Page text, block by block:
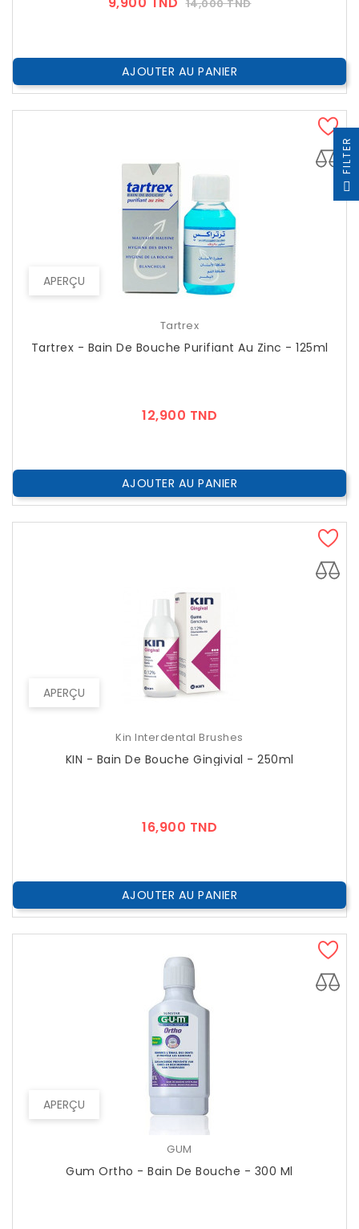
14,000 TND
AJOUTER AU PANIER
APERÇU
Tartrex
Tartrex - Bain De Bouche Purifiant Au Zinc - 125ml
12,900 TND
AJOUTER AU PANIER
APERÇU
Kin Interdental Brushes
KIN - Bain De Bouche Gingivial - 250ml
16,900 TND
AJOUTER AU PANIER
APERÇU
GUM
Gum Ortho - Bain De Bouche - 300 Ml
R